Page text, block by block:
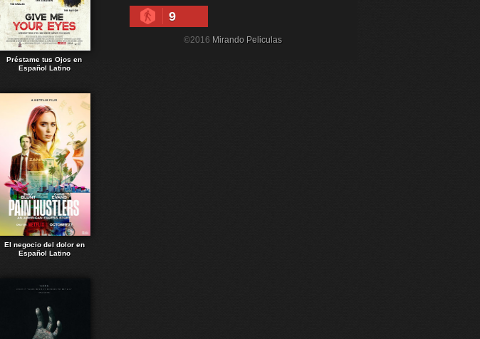
Préstame tus Ojos en
Español Latino
El negocio del dolor en
Español Latino
9
©2016 Mirando Peliculas